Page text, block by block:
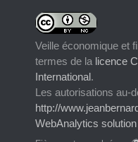
Veille économique et
termes de la licence
International.
Les autorisations au-
http://
WebAnalytics